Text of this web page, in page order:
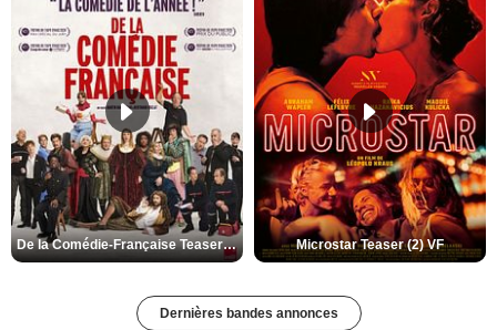
De la Comédie-Française Teaser (3) VF Microstar Teaser (2) VF
Dernières bandes annonces